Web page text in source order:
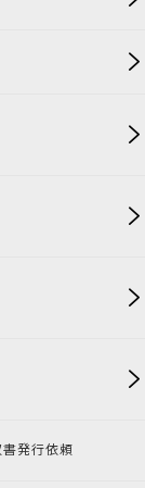
書発行依頼